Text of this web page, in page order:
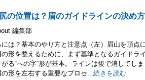
の位置は？眉のガイドラインの決め方
編集部
は？基本のやり方と注意点（左）眉山を頂点
形を整えるために、まず基準となるガイドラ
る“への字”形が基本。ラインは後で消してし
形を左右する重要なプロセ...続きを読む